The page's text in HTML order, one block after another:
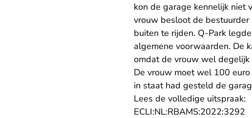
kon de garage kennelijk niet
vrouw besloot de bestuurder
buiten te rijden. Q-Park
algemene voorwaarden. De
omdat de vrouw wel
De vrouw moet wel 100
in staat had gesteld de
Lees de volledige uitspraak:
ECLI:NL:RBAMS:2022:3292